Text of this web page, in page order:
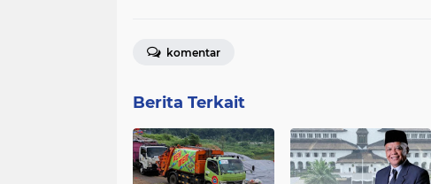
komentar
Berita Terkait